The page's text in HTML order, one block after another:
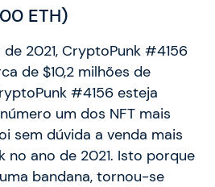
ETH)
2021, CryptoPunk #4156
de $10,2 milhões de
#4156 esteja
um dos NFT mais
sem dúvida a venda mais
no ano de 2021. Isto porque
bandana, tornou-se